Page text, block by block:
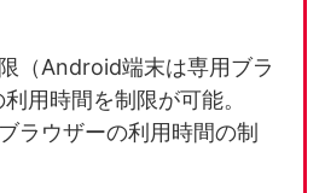
（Android端末は専用ブラ
用時間を制限が可能。
ラウザーの利用時間の制